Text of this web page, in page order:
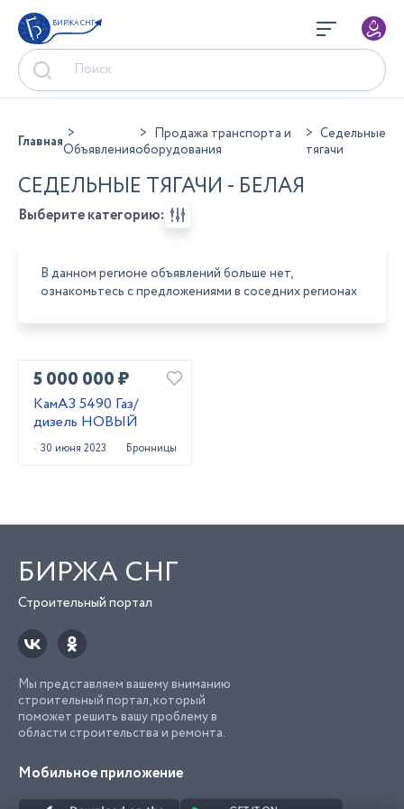
БИРЖА СНГ
ГлавнаяОбъявления
Продажа транспорта и
оборудования
Седельные
тягачи
СЕДЕЛЬНЫЕ ТЯГАЧИ - БЕЛАЯ
Выберите категорию:
В данном регионе объявлений больше нет,
ознакомьтесь с предложениями в соседних регионах
5 000 000 ₽
КамАЗ 5490 Газ/
дизель НОВЫЙ
30 июня 2023 Бронницы
БИРЖА СНГ
Строительный портал
Мы представляем вашему вниманию
строительный портал, который
поможет решить вашу проблему в
области строительства и ремонта.
Мобильное приложение